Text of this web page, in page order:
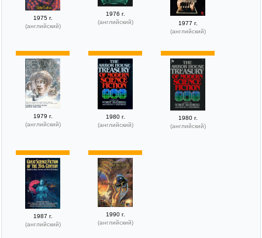
1975 г.
(английский)
1976 г.
(английский)
1977 г.
(английский)
1979 г.
(английский)
1980 г.
(английский)
1980 г.
(английский)
1987 г.
(английский)
1990 г.
(английский)